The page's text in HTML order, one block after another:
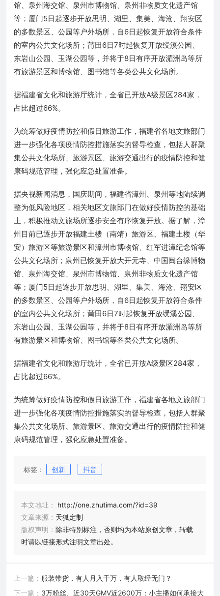
馆、泉州海交馆、泉州市博物馆、泉州非物质文化遗产馆
等；厦门5日起逐步开放思明、湖里、集美、海沧、翔安区
的多数景区、公园等户外场所，自6日起恢复开放符合条件
的室内公共文化场所；莆田6日7时起恢复开放绶溪公园、
东岩山公园、玉湖公园等，并将于8日有序开放湄洲岛等所
有旅游景区和博物馆、图书馆等各类公共文化场所。
据福建省文化和旅游厅统计，全省已开放A级景区284家，
占比超过66%。
为统筹做好疫情防控和假日旅游工作，福建省各地文旅部门
进一步强化各项疫情防控措施落实的督导检查，包括人群聚
集公共文化场所、旅游景区、旅游交通出行的疫情防控和健
康码规范管理，强化应急处置准备。
据央视新闻消息，国庆期间，福建省漳州、泉州等地陆续调
整为低风险地区，相关地区文旅部门在做好疫情防控的基础
上，积极推动文旅场所逐步安全有序恢复开放。据了解，漳
州目前已逐步开放福建土楼（南靖）旅游区、福建土楼（华
安）旅游区等旅游景区和漳州市博物馆、红军进漳纪念馆等
公共文化场所；泉州已恢复开放大开元寺、中国闽台缘博物
馆、泉州海交馆、泉州市博物馆、泉州非物质文化遗产馆
等；厦门5日起逐步开放思明、湖里、集美、海沧、翔安区
的多数景区、公园等户外场所，自6日起恢复开放符合条件
的室内公共文化场所；莆田6日7时起恢复开放绶溪公园、
东岩山公园、玉湖公园等，并将于8日有序开放湄洲岛等所
有旅游景区和博物馆、图书馆等各类公共文化场所。
据福建省文化和旅游厅统计，全省已开放A级景区284家，
占比超过66%。
为统筹做好疫情防控和假日旅游工作，福建省各地文旅部门
进一步强化各项疫情防控措施落实的督导检查，包括人群聚
集公共文化场所、旅游景区、旅游交通出行的疫情防控和健
康码规范管理，强化应急处置准备。
标签： 创新 抖音
本文地址：
http://one.zhutima.com/?id=39
文章来源： 天狐定制
版权声明： 除非特别标注，否则均为本站原创文章，转载
时请以链接形式注明文章出处。
上一篇： 服装带货，有人月入千万，有人取经无门？
下一篇： 3万粉丝、近30天GMV近2600万：小主播如何承接大